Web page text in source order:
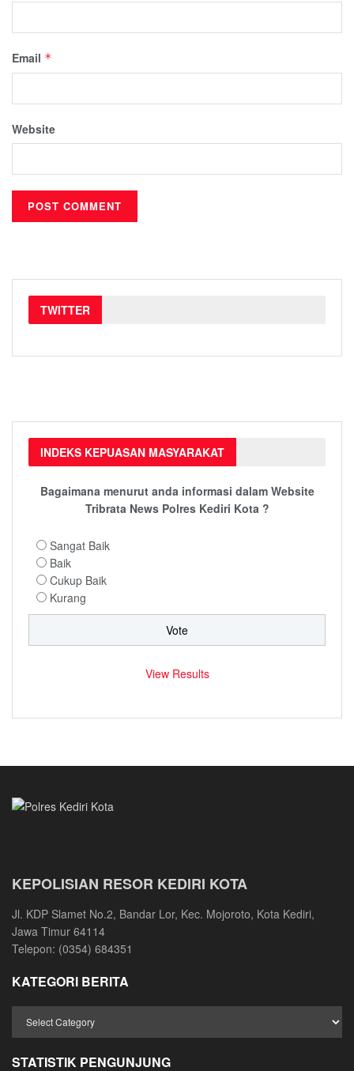
Email *
Website
TWITTER
INDEKS KEPUASAN MASYARAKAT
Bagaimana menurut anda informasi dalam Website
Tribrata News Polres Kediri Kota ?
Sangat Baik
Baik
Cukup Baik
Kurang
View Results
KEPOLISIAN RESOR KEDIRI KOTA
Jl. KDP Slamet No.2, Bandar Lor, Kec. Mojoroto, Kota Kediri,
Jawa Timur 64114
Telepon: (0354) 684351
KATEGORI BERITA
STATISTIK PENGUNJUNG